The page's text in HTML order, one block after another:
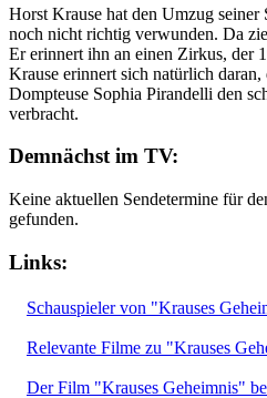
Horst Krause hat den Umzug
noch nicht richtig verwunden. Da
Er erinnert ihn an einen Zirkus, der
Krause erinnert sich natürlich daran,
Dompteuse Sophia Pirandelli den
verbracht.
Demnächst im TV:
Keine aktuellen Sendetermine für
gefunden.
Links:
Schauspieler von "Krauses
Relevante Filme zu "Krauses
Der Film "Krauses Geheimnis"